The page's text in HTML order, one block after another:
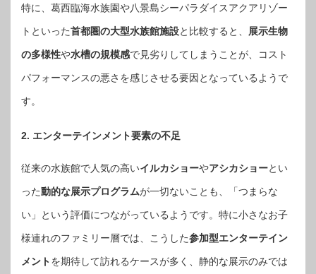
特に、葛西臨海水族園や八景島シーパラダイスアクアリゾー
トといった首都圏の大型水族館施設と比較すると、 展示生物
の多様性や水槽の規模感で見劣りしてしまうことが、コスト
パフォーマンスの悪さを感じさせる要因となっているようで
す。
2. エンターテインメント要素の不足
従来の水族館で人気の高いイルカショーやアシカショーとい
った動的な展示プログラムが一切ないことも、「つまらな
い」という評価につながっているようです。特に小さなお子
様連れのファミリー層では、こうした参加型エンターテイン
メントを期待して訪れるケースが多く、静的な展示のみでは